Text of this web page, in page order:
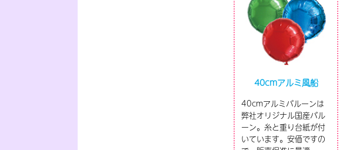
40cmアルミ風船
40cmアルミバルーンは
弊社オリジナル国産バル
ーン。糸と重り台紙が付
いています。安価ですの